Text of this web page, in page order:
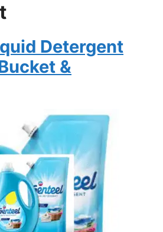
Detergent
&